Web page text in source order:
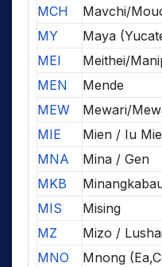
MCH
Mavchi/
MY
Maya
MEI
Meithei/
MEN
Mende
MEW
Mewari/
MIE
Mien / Iu
MNA
Mina / Gen
MKB
MIS
Mising
MZ
Mizo /
MNO
Mnong